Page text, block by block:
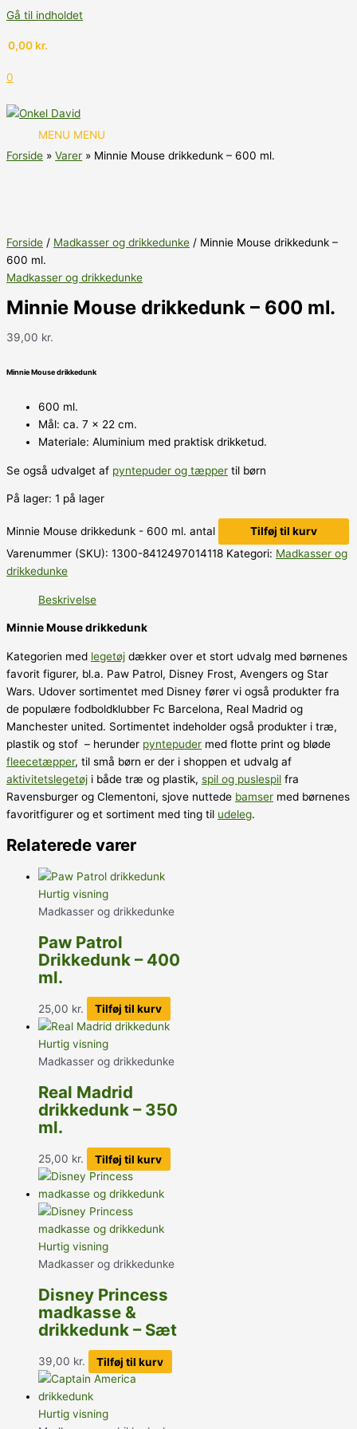
Gå til indholdet
0,00kr.
0
MENU MENU
Forside
Varer Minnie Mouse drikkedunk – 600 ml.
Forside / Madkasser og drikkedunke / Minnie Mouse drikkedunk –
600 ml.
Madkasser og drikkedunke
Minnie Mouse drikkedunk – 600 ml.
39,00 kr.
Minnie Mouse drikkedunk
600 ml.
Mål: ca. 7 x 22 cm.
Materiale: Aluminium med praktisk drikketud.
Se også udvalget af pyntepuder og tæpper til børn
På lager: 1 på lager
Minnie Mouse drikkedunk - 600 ml. antal
Tilføj til kurv
Varenummer (SKU): 1300-8412497014118 Kategori: Madkasser og
drikkedunke
Beskrivelse
Minnie Mouse drikkedunk
Kategorien med legetøj dækker over et stort udvalg med børnenes
favorit figurer, bl.a. Paw Patrol, Disney Frost, Avengers og Star
Wars. Udover sortimentet med Disney fører vi også produkter fra
de populære fodboldklubber Fc Barcelona, Real Madrid og
Manchester united. Sortimentet indeholder også produkter i træ,
plastik og stof – herunder pyntepuder med flotte print og bløde
fleecetæpper, til små børn er der i shoppen et udvalg af
aktivitetslegetøj i både træ og plastik, spil og puslespil fra
Ravensburger og Clementoni, sjove nuttede bamser med børnenes
favoritfigurer og et sortiment med ting til udeleg.
Relaterede varer
Hurtig visning
Madkasser og drikkedunke
Paw Patrol
Drikkedunk – 400
ml.
25,00 kr. Tilføj til kurv
Hurtig visning
Madkasser og drikkedunke
Real Madrid
drikkedunk – 350
ml.
25,00 kr. Tilføj til kurv
Hurtig visning
Madkasser og drikkedunke
Disney Princess
madkasse &
drikkedunk – Sæt
39,00 kr. Tilføj til kurv
Hurtig visning